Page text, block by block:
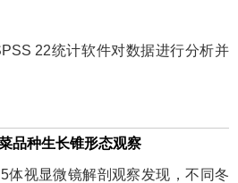
22统计软件对数据进行分析并
品种生长锥形态观察
体视显微镜解剖观察发现，不同冬